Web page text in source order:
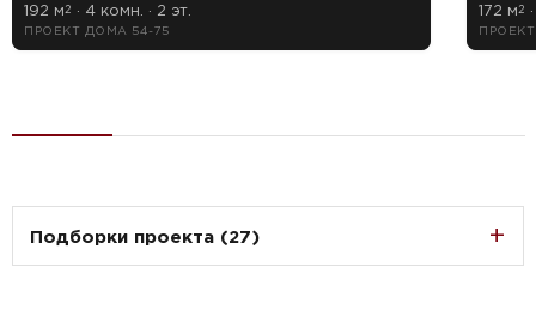
192 м2 · 4 комн. · 2 эт.
ПРОЕКТ ДОМА 54-75
172 м2
Подборки проекта (27)